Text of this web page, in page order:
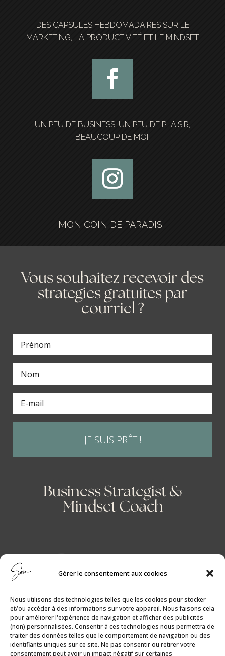
Gérer le consentement aux cookies
Nous utilisons des technologies telles que les cookies pour stocker
et/ou accéder à des informations sur votre appareil. Nous faisons cela
pour améliorer l'expérience de navigation et afficher des publicités
(non) personnalisées. Consentir à ces technologies nous permettra de
traiter des données telles que le comportement de navigation ou des
identifiants uniques sur ce site. Ne pas consentir ou retirer votre
consentement peut avoir un impact négatif sur certaines
DES CAPSULES HEBDOMADAIRES SUR LE
MARKETING, LA PRODUCTIVITÉ ET LE MINDSET
UN PEU DE BUSINESS, UN PEU DE PLAISIR,
BEAUCOUP DE MOI!
MON COIN DE PARADIS !
Vous souhaitez recevoir des
strategies gratuites par
courriel ?
JE SUIS PRÊT !
Business Strategist &
Mindset Coach